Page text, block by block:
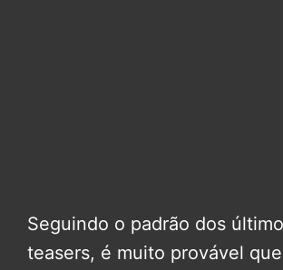
Seguindo o padrão dos
teasers, é muito provável